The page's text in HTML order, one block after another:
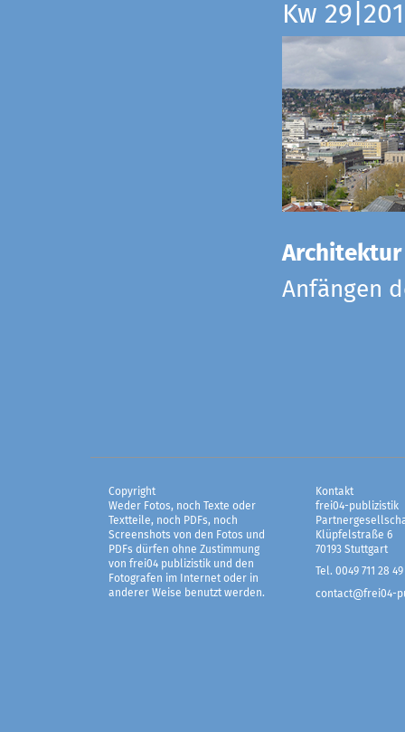
Kw
Anfängen
Copyright
Weder Fotos, noch Texte oder
Textteile, noch PDFs, noch
Screenshots von den Fotos und
PDFs dürfen ohne Zustimmung
von frei04 publizistik und den
Fotografen im Internet oder in
anderer Weise benutzt werden.
Kontakt
frei04-publizistik
Klüpfelstraße 6
70193 Stuttgart
Tel. 0049 711 28 49
contact@frei04-